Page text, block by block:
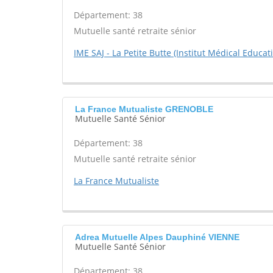
Département: 38
Mutuelle santé retraite sénior
IME SAJ - La Petite Butte (Institut Médical
La France Mutualiste GRENOBLE
Mutuelle Santé Sénior
Département: 38
Mutuelle santé retraite sénior
La France Mutualiste
Adrea Mutuelle Alpes Dauphiné VIENNE
Mutuelle Santé Sénior